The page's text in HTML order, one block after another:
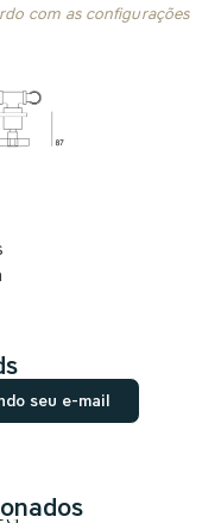
com as configurações
seu e-mail